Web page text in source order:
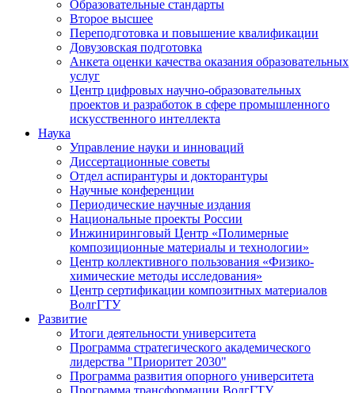
Образовательные стандарты
Второе высшее
Переподготовка и повышение квалификации
Довузовская подготовка
Анкета оценки качества оказания образовательных
услуг
Центр цифровых научно-образовательных
проектов и разработок в сфере промышленного
искусственного интеллекта
Наука
Управление науки и инноваций
Диссертационные советы
Отдел аспирантуры и докторантуры
Научные конференции
Периодические научные издания
Национальные проекты России
Инжиниринговый Центр «Полимерные
композиционные материалы и технологии»
Центр коллективного пользования «Физико-
химические методы исследования»
Центр сертификации композитных материалов
ВолгГТУ
Развитие
Итоги деятельности университета
Программа стратегического академического
лидерства "Приоритет 2030"
Программа развития опорного университета
Программа трансформации ВолгГТУ